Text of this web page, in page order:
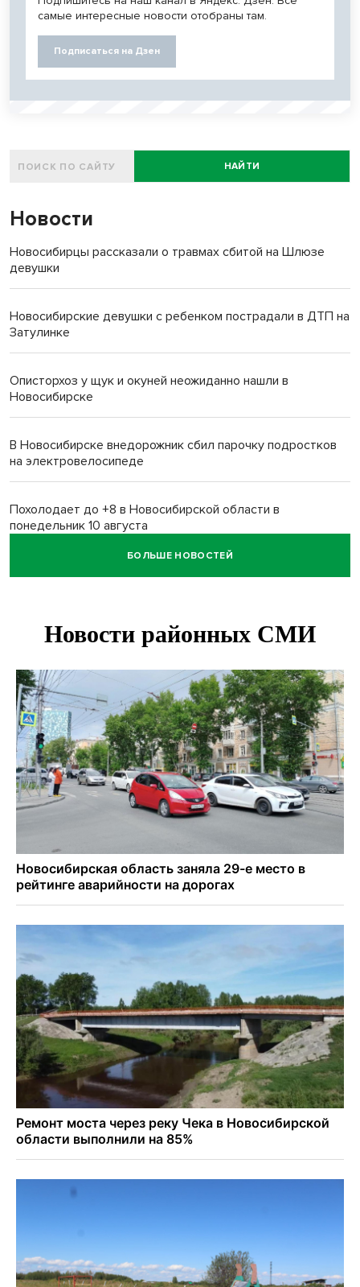
самые интересные новости отобраны там.
Подписаться на Дзен
НАЙТИ
Новости
Новосибирцы рассказали о травмах сбитой на Шлюзе
девушки
Новосибирские девушки с ребенком пострадали в ДТП на
Затулинке
Описторхоз у щук и окуней неожиданно нашли в
Новосибирске
В Новосибирске внедорожник сбил парочку подростков
на электровелосипеде
Похолодает до +8 в Новосибирской области в
понедельник 10 августа
Высокая пожароопасность IV класса на 4 дня объявлена в
Двойня выдрят родилась в семействе куньих
Гриб-зомби обнаружен в лесу у села Дубровино под
Новосибирском
ХК «Сибирь» подписал контракт с обладателем Кубка
Стэнли Евгением Кузнецовым
БОЛЬШЕ НОВОСТЕЙ